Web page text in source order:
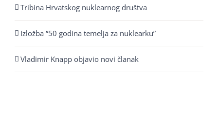
Tribina Hrvatskog nuklearnog društva
Izložba “50 godina temelja za nuklearku”
Vladimir Knapp objavio novi članak